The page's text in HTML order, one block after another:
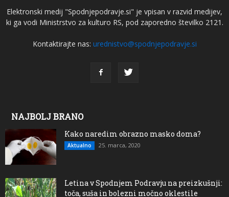
Elektronski medij "Spodnjepodravje.si" je vpisan v razvid medijev,
ki ga vodi Ministrstvo za kulturo RS, pod zaporedno številko 2121.
Kontaktirajte nas: urednistvo@spodnjepodravje.si
NAJBOLJ BRANO
Kako naredim obrazno masko doma?
Aktualno 25. marca, 2020
Letina v Spodnjem Podravju na preizkušnji:
toča, suša in bolezni močno oklestile